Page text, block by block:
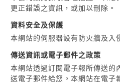
更正錯誤之資訊，或加以刪除。
資料安全及保護
本網站的伺服器設有防火牆及入
傳送資訊或電子郵件之政策
本網站透過訂閱電子報所傳送
送電子郵件給您。本網站在電子